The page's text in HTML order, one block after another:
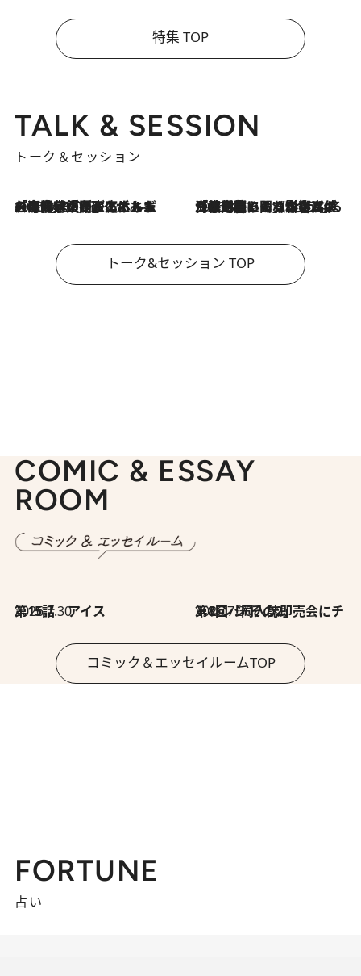
特集 TOP
TALK & SESSION
トーク＆セッション
2026.8.3
「今後値上げがあるとすれば…」「リスクがあるのは今年の冬」エネルギー専門家が語る、ホルムズ海峡封鎖が家庭にもたらす“ある心配” 2026.8.3
「住宅建てられない…」「サーチャージ料の高値が続いている」ホルムズ海峡封鎖による影響はいつまで続く？《エネルギー専門家に聞く“どうなる日本の暮らし”》
トーク&セッション TOP
COMIC & ESSAY
ROOM
2026.7.30
第15話 アイス 2026.7.30
第8回「同人誌即売会にチャレンジ その2」
コミック＆エッセイルームTOP
FORTUNE
占い